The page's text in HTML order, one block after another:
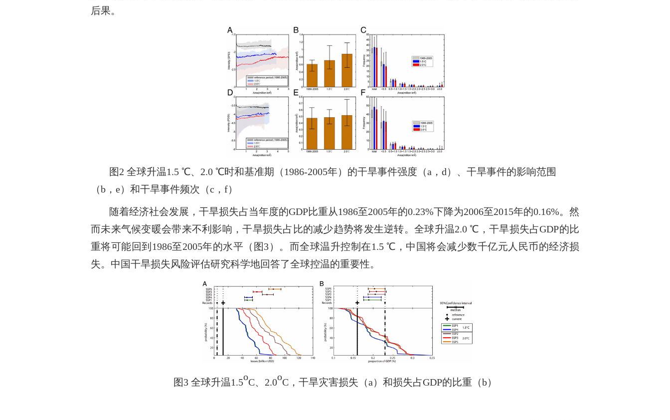
后果。
图2 全球升温1.5 ℃、 2.0 ℃时和基准期（1986-2005年）的干旱事件强度（a ， d）、干旱事件的影响范围
（b ， e）和干旱事件频次（c ， f）
随着经济社会发展，干旱损失占当年度的GDP比重从1986至2005年的0.23%下降为2006至2015年的0.16%。然
而未来气候变暖会带来不利影响，干旱损失占比的减少趋势将发生逆转。全球升温2.0 ℃ ，干旱损失占GDP的比
重将可能回到 1986至2005年的水平（图3）。而全球温升控制在1.5 ℃ ，中国将会减少数千亿元人民币的经济损
失。中国干旱损失风险评估研究科学地回答了全球控温的重要性。
图3 全球升温1.5oC、 2.0oC，干旱灾害损失（a）和损失占GDP的比重（b）